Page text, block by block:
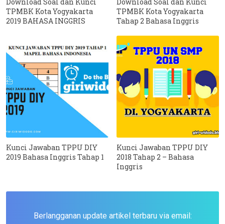
TPMBK Kota Yogyakarta
2019 BAHASA INGGRIS
TPMBK Kota Yogyakarta
Tahap 2 Bahasa Inggris
Kunci Jawaban TPPU DIY
2019 Bahasa Inggris Tahap 1
Kunci Jawaban TPPU DIY
2018 Tahap 2 – Bahasa
Inggris
Berlangganan update artikel terbaru via email: